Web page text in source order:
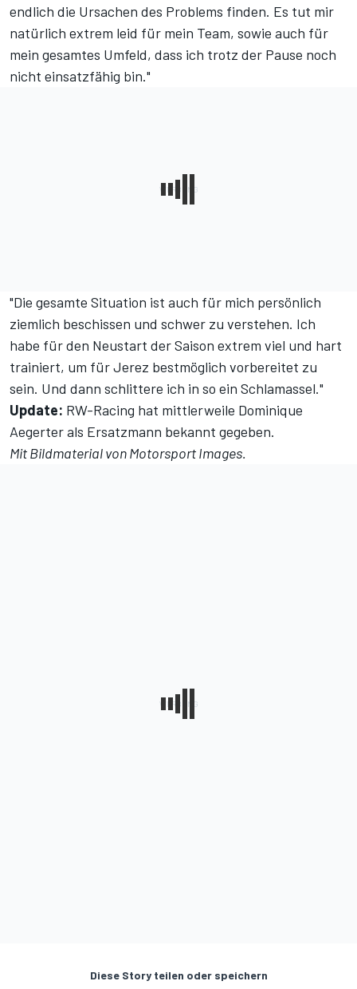
endlich die Ursachen des Problems finden. Es tut mir
natürlich extrem leid für mein Team, sowie auch für
mein gesamtes Umfeld, dass ich trotz der Pause noch
nicht einsatzfähig bin."
"Die gesamte Situation ist auch für mich persönlich
ziemlich beschissen und schwer zu verstehen. Ich
habe für den Neustart der Saison extrem viel und hart
trainiert, um für Jerez bestmöglich vorbereitet zu
sein. Und dann schlittere ich in so ein Schlamassel."
Update: RW-Racing hat mittlerweile Dominique
Aegerter als Ersatzmann bekannt gegeben.
Mit Bildmaterial vonMotorsport Images.
Diese Story teilen oder speichern